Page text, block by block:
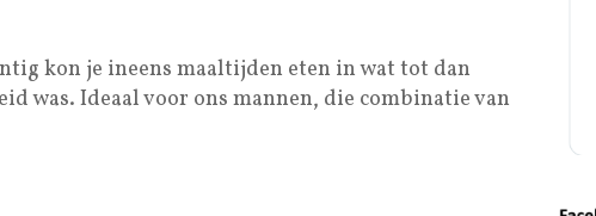
kon je ineens maaltijden eten in wat tot dan
was. Ideaal voor ons mannen, die combinatie van